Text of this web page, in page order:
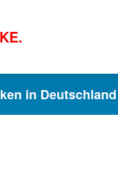
in Deutschland